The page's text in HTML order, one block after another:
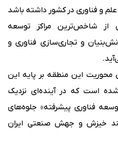
و فناوری در کشور داشته باشد
از شاخص‌ترین مراکز توسعه
و تجاری‌سازی فناوری و
محوریت این منطقه بر پایه این
است که در آینده‌ای نزدیک
فناوری پیشرفته» جلوه‌های
خیزش و جهش صنعتی ایران